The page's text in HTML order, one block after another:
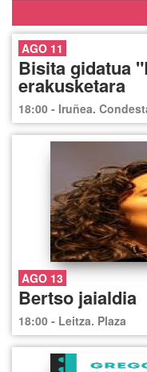
AGO 11
Bisita gidatua
erakusketara
18:00 - Iruñea.
AGO 13
Bertso jaialdia
18:00 - Leitza. Plaza